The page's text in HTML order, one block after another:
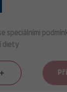
speciálními
diety